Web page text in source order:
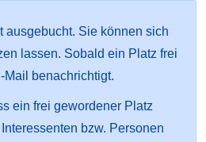
ausgebucht. Sie können sich
lassen. Sobald ein Platz frei
benachrichtigt.
ein frei gewordener Platz
bzw. Personen